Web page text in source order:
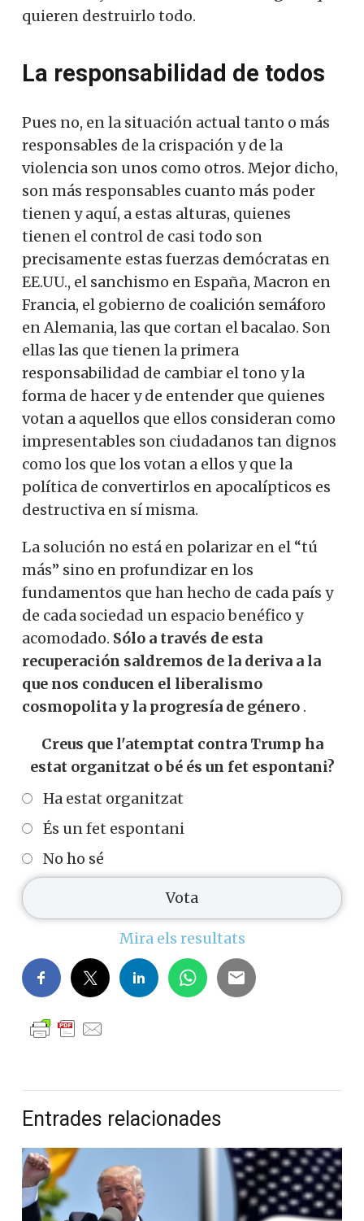
quieren destruirlo todo.
La responsabilidad de todos
Pues no, en la situación actual tanto o más
responsables de la crispación y de la
violencia son unos como otros. Mejor dicho,
son más responsables cuanto más poder
tienen y aquí, a estas alturas, quienes
tienen el control de casi todo son
precisamente estas fuerzas demócratas en
EE.UU., el sanchismo en España, Macron en
Francia, el gobierno de coalición semáforo
en Alemania, las que cortan el bacalao. Son
ellas las que tienen la primera
responsabilidad de cambiar el tono y la
forma de hacer y de entender que quienes
votan a aquellos que ellos consideran como
impresentables son ciudadanos tan dignos
como los que los votan a ellos y que la
política de convertirlos en apocalípticos es
destructiva en sí misma.
La solución no está en polarizar en el “tú
más” sino en profundizar en los
fundamentos que han hecho de cada país y
de cada sociedad un espacio benéfico y
acomodado. Sólo a través de esta
recuperación saldremos de la deriva a la
que nos conducen el liberalismo
cosmopolita y la progresía de género .
Creus que l'atemptat contra Trump ha
estat organitzat o bé és un fet espontani?
Ha estat organitzat
És un fet espontani
No ho sé
Mira els resultats
Entrades relacionades